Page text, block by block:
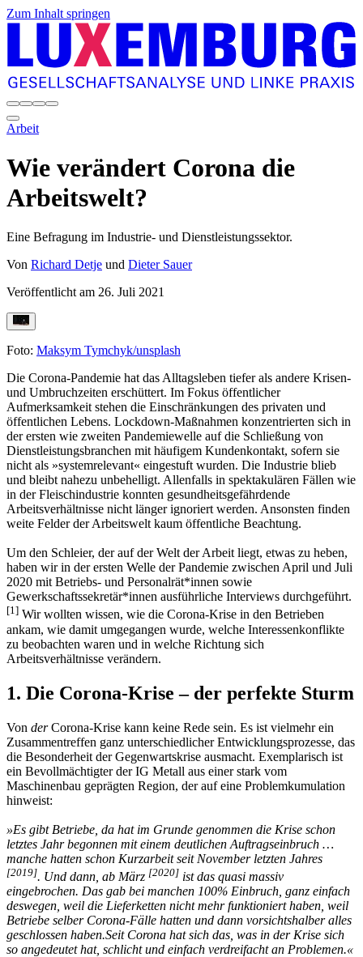
Zum Inhalt springen
Arbeit
Wie verändert Corona die
Arbeitswelt?
Eine Befragung im Industrie- und Dienstleistungssektor.
Von Richard Detje und Dieter Sauer
Veröffentlicht am 26. Juli 2021
Foto: Maksym Tymchyk/unsplash
Die Corona-Pandemie hat das Alltagsleben tiefer als andere Krisen-
und Umbruchzeiten erschüttert. Im Fokus öffentlicher
Aufmerksamkeit stehen die Einschränkungen des privaten und
öffentlichen Lebens. Lockdown-Maßnahmen konzentrierten sich in
der ersten wie zweiten Pandemiewelle auf die Schließung von
Dienstleistungsbranchen mit häufigem Kundenkontakt, sofern sie
nicht als »systemrelevant« eingestuft wurden. Die Industrie blieb
und bleibt nahezu unbehelligt. Allenfalls in spektakulären Fällen wie
in der Fleischindustrie konnten gesundheitsgefährdende
Arbeitsverhältnisse nicht länger ignoriert werden. Ansonsten finden
weite Felder der Arbeitswelt kaum öffentliche Beachtung.
Um den Schleier, der auf der Welt der Arbeit liegt, etwas zu heben,
haben wir in der ersten Welle der Pandemie zwischen April und Juli
2020 mit Betriebs- und Personalrät*innen sowie
Gewerkschaftssekretär*innen ausführliche Interviews durchgeführt.
[1] Wir wollten wissen, wie die Corona-Krise in den Betrieben
ankam, wie damit umgegangen wurde, welche Interessenkonflikte
zu beobachten waren und in welche Richtung sich
Arbeitsverhältnisse verändern.
1. Die Corona-Krise – der perfekte Sturm
Von derCorona-Krise kann keine Rede sein. Es ist vielmehr ein
Zusammentreffen ganz unterschiedlicher Entwicklungsprozesse, das
die Besonderheit der Gegenwartskrise ausmacht. Exemplarisch ist
ein Bevollmächtigter der IG Metall aus einer stark vom
Maschinenbau geprägten Region, der auf eine Problemkumulation
hinweist:
»Es gibt Betriebe, da hat im Grunde genommen die Krise schon
letztes Jahr begonnen mit einem deutlichen Auftragseinbruch …
manche hatten schon Kurzarbeit seit November letzten Jahres
[2019]. Und dann, ab März [2020] ist das quasi massiv
eingebrochen. Das gab bei manchen 100% Einbruch, ganz einfach
deswegen, weil die Lieferketten nicht mehr funktioniert haben, weil
Betriebe selber Corona-Fälle hatten und dann vorsichtshalber alles
geschlossen haben.Seit Corona hat sich das, was in der Krise sich
so angedeutet hat, schlicht und einfach verdreifacht an Problemen.«